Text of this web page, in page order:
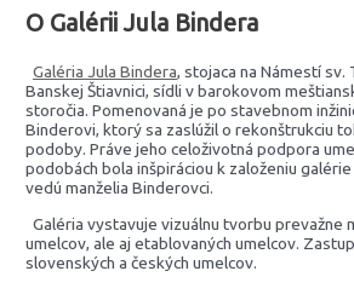
O Galérii Jula Bindera
Galéria Jula Bindera, stojaca na Námestí
Banskej Štiavnici, sídli v barokovom
storočia. Pomenovaná je po stavebnom
Binderovi, ktorý sa zaslúžil o rekonštrukciu
podoby. Práve jeho celoživotná podpora
podobách bola inšpiráciou k založeniu
vedú manželia Binderovci.
Galéria vystavuje vizuálnu tvorbu prevažne
umelcov, ale aj etablovaných umelcov.
slovenských a českých umelcov.